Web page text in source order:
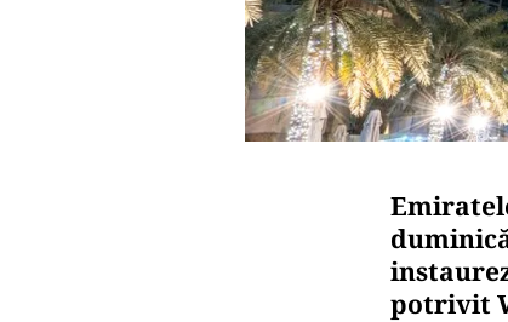
potrivit